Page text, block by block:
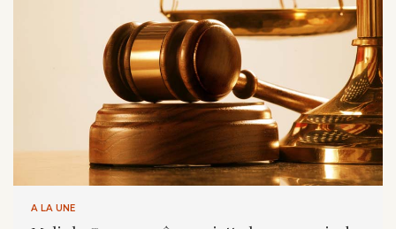
A LA UNE